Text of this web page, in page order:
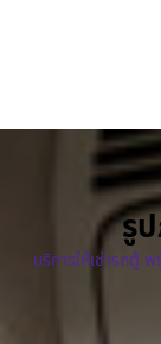
รู
บริการให้เช่ารถตู้